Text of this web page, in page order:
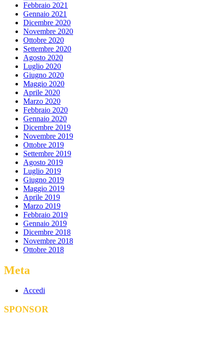
Febbraio 2021
Gennaio 2021
Dicembre 2020
Novembre 2020
Ottobre 2020
Settembre 2020
Agosto 2020
Luglio 2020
Giugno 2020
Maggio 2020
Aprile 2020
Marzo 2020
Febbraio 2020
Gennaio 2020
Dicembre 2019
Novembre 2019
Ottobre 2019
Settembre 2019
Agosto 2019
Luglio 2019
Giugno 2019
Maggio 2019
Aprile 2019
Marzo 2019
Febbraio 2019
Gennaio 2019
Dicembre 2018
Novembre 2018
Ottobre 2018
Meta
Accedi
SPONSOR